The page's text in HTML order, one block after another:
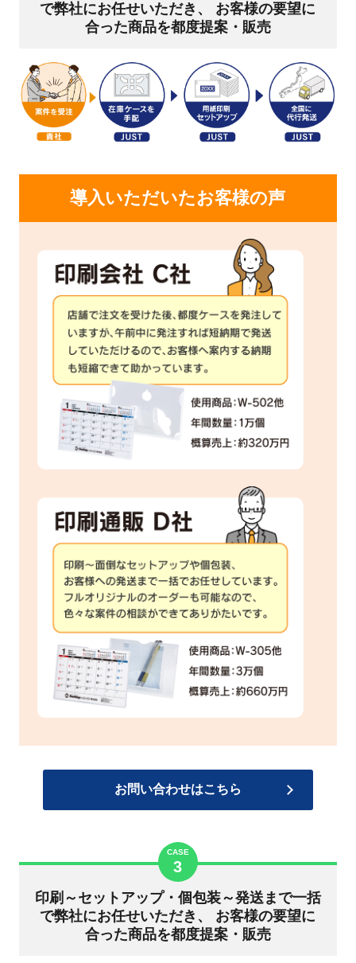
で弊社にお任せいただき、
お客様の要望に
合った商品を都度提案・販売
導入いただいたお客様の声
お問い合わせはこちら
CASE
3
印刷～セットアップ・個包装～発送まで一括
で弊社にお任せいただき、
お客様の要望に
合った商品を都度提案・販売